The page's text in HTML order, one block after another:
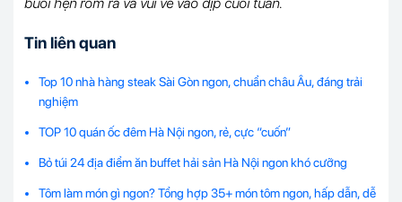
buổi hẹn rôm rả và vui vẻ vào dịp cuối tuần.
Tin liên quan
Top 10 nhà hàng steak Sài Gòn ngon, chuẩn châu Âu, đáng trải
nghiệm
TOP 10 quán ốc đêm Hà Nội ngon, rẻ, cực “cuốn”
Bỏ túi 24 địa điểm ăn buffet hải sản Hà Nội ngon khó cưỡng
Tôm làm món gì ngon? Tổng hợp 35+ món tôm ngon, hấp dẫn, dễ